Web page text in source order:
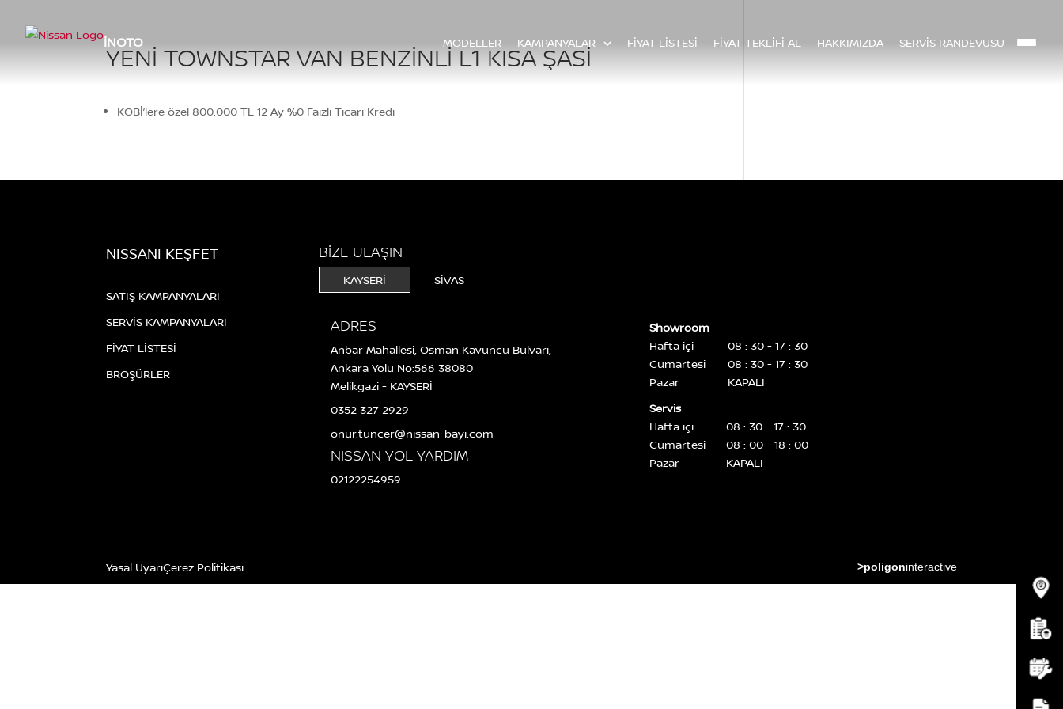
İNOTO MODELLER KAMPANYALAR FİYAT LİSTESİ FİYAT TEKLİFİ AL HAKKIMIZDA SERVİS RANDEVUSU
YENI TOWNSTAR VAN BENZINLI L1 KISA ŞASI
KOBİ’lere özel 800.000 TL 12 Ay %0 Faizli Ticari Kredi
NISSANI KEŞFET
SATIŞ KAMPANYALARI
SERVİS KAMPANYALARI
FİYAT LİSTESİ
BROŞÜRLER
BİZE ULAŞIN
KAYSERİ SİVAS
ADRES
Anbar Mahallesi, Osman Kavuncu Bulvarı,
Ankara Yolu No:566 38080
Melikgazi - KAYSERİ
0352 327 2929
onur.tuncer@nissan-bayi.com
NISSAN YOL YARDIM
02122254959
Showroom
Hafta içi
08 : 30 - 17 : 30
Cumartesi
08 : 30 - 17 : 30
Pazar
KAPALI
Servis
Hafta içi
08 : 30 - 17 : 30
Cumartesi
08 : 00 - 18 : 00
Pazar
KAPALI
Yasal UyarıÇerez Politikası >poligoninteractive